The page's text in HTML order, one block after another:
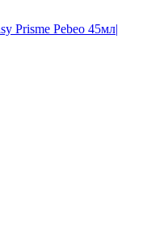
Prisme Pebeo 45мл|